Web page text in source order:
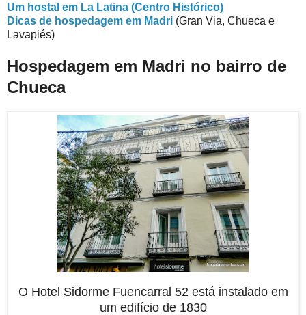
Um hostal em La Latina (Centro Histórico)
Dicas de hospedagem em Madri (Gran Via, Chueca e
Lavapiés)
Hospedagem em Madri no bairro de
Chueca
O Hotel Sidorme Fuencarral 52 está instalado em
um edifício de 1830